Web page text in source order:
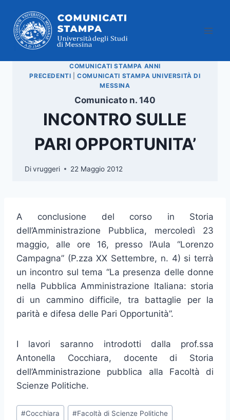
contenuto
COMUNICATI STAMPA ANNI
PRECEDENTI |COMUNICATI STAMPA UNIVERSITÀ DI
MESSINA
Comunicato n. 140
INCONTRO SULLE
PARI OPPORTUNITA’
Divruggeri 22 Maggio 2012
A conclusione del corso in Storia
dell’Amministrazione Pubblica, mercoledì 23
maggio, alle ore 16, presso l’Aula “Lorenzo
Campagna” (P.zza XX Settembre, n. 4) si terrà
un incontro sul tema “La presenza delle donne
nella Pubblica Amministrazione Italiana: storia
di un cammino difficile, tra battaglie per la
parità e difesa delle Pari Opportunità”.
I lavori saranno introdotti dalla prof.ssa
Antonella Cocchiara, docente di Storia
dell’Amministrazione pubblica alla Facoltà di
Scienze Politiche.
Tag
#Cocchiara #Facoltà di Scienze Politiche